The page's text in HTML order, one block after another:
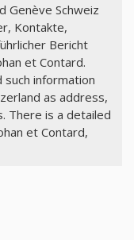
Genève Schweiz
Kontakte,
Bericht
et Contard.
information
as address,
There is a detailed
et Contard,